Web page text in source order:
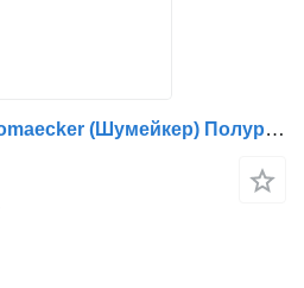
Напівресора SAF Schomaecker (Шумейкер) Полуресора SAF 2 аркушів 88611700 до причепа